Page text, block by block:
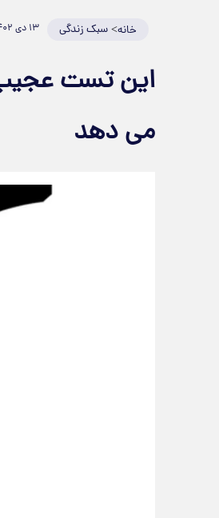
خانه>سبک زندگی ۱۳ دی ۱۴۰۲
این تست عجیب
می دهد